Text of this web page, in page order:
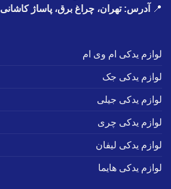
📍
آدرس: تهران، چراغ برق، پاساژ کاشانی
لوازم یدکی ام وی ام
لوازم یدکی جک
لوازم یدکی جیلی
لوازم یدکی چری
لوازم یدکی لیفان
لوازم یدکی هایما